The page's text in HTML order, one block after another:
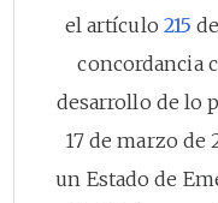
el artículo 215
concordancia
desarrollo de lo
17 de marzo de
un Estado de